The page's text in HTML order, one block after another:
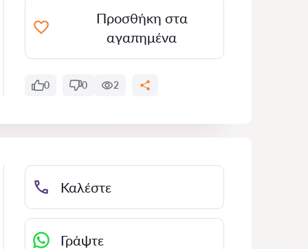
Προσθήκη στα
αγαπημένα
0 0 2
Καλέστε
Γράψτε